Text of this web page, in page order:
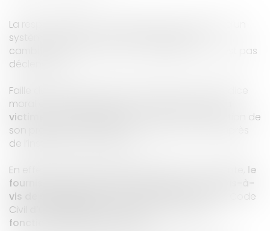
La responsabilité contractuelle du fournisseur d’un
système d’alarme peut être engagée si un
cambriolage est survenu et que l’alarme ne s’est pas
déclenchée.
Faille du système d'alarme: réparation du préjudice
moral et matérielA ce titre, il conviendra, pour la
victime du cambriolage
de demander réparation de
son préjudice aussi bien matériel que moral auprès
de
En effet, au regard d’une jurisprudence constante, le
fournisseur d’un système d’alarme est tenu vis-à-
vis de son client
, aux termes de l’article 1147 du Code
Civil
fonctionnement de l’alarme